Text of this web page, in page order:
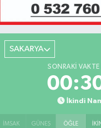
SAKARYA
SONRAKI VAKTE
İkindi
İMSAK GÜNEŞ ÖĞLE